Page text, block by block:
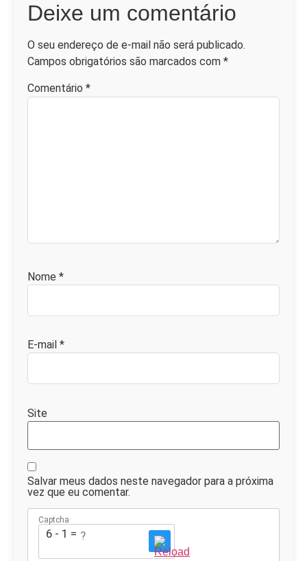
Deixe um comentário
O seu endereço de e-mail não será publicado.
Campos obrigatórios são marcados com *
Comentário *
Nome *
E-mail *
Site
Salvar meus dados neste navegador para a próxima
vez que eu comentar.
Captcha
6 - 1 = ?